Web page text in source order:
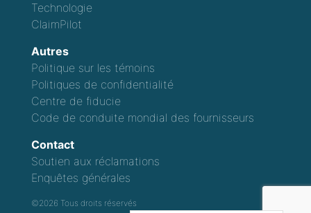
Technologie
ClaimPilot
Autres
Politique sur les témoins
Politiques de confidentialité
Centre de fiducie
Code de conduite mondial des fournisseurs
Contact
Soutien aux réclamations
Enquêtes générales
©2026 Tous droits réservés